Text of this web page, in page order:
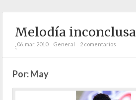
Melodía inconclusa
;06. mar. 2010 General 2 comentarios
Por: May